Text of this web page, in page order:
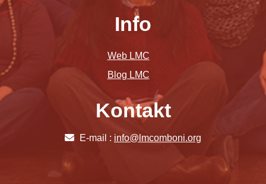
Info
Web LMC
Blog LMC
Kontakt
E-mail : info@lmcomboni.org